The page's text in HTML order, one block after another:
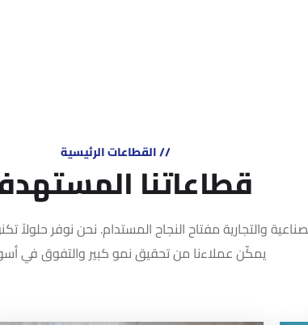
// القطاعات الرئيسية
قطاعاتنا
والتجارية مفتاح النجاح المستدام. نحن نوفر حلولاً
يمكّن عملاءنا من تحقيق نمو كبير والتفوق في